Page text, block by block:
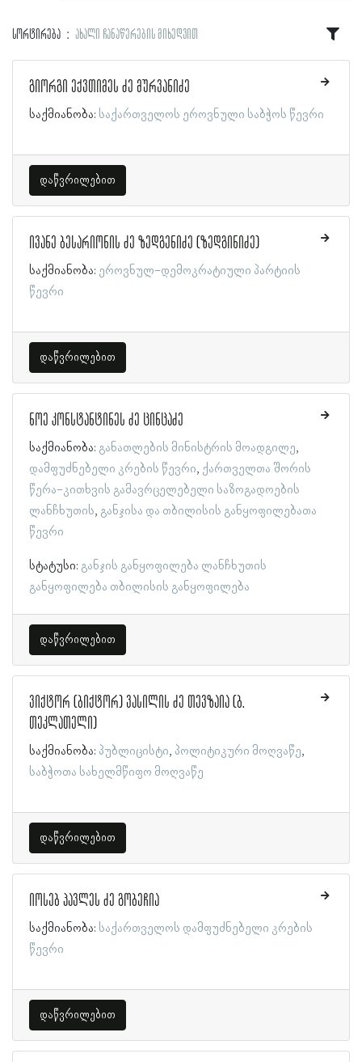
სორტირება ახალი ჩანაწერების მიხედვით
გიორგი ექვთიმეს ძე მურვანიძე
საქმიანობა: საქართველოს ეროვნული საბჭოს წევრი
დაწვრილებით
ივანე ბესარიონის ძე ზედგენიძე (ზედგინიძე)
საქმიანობა: ეროვნულ-დემოკრატიული პარტიის
წევრი
დაწვრილებით
ნოე კონსტანტინეს ძე ცინცაძე
საქმიანობა: განათლების მინისტრის მოადგილე
დამფუძნებელი კრების წევრი ქართველთა შორის
წერა-კითხვის გამავრცელებელი საზოგადოების
ლანჩხუთის განჯისა და თბილისის განყოფილებათა
წევრი
სტატუსი: განჯის განყოფილება ლანჩხუთის
განყოფილება თბილისის განყოფილება
დაწვრილებით
ვიქტორ (ბიქტორ) ვასილის ძე თევზაია (ბ.
თეკლათელი)
საქმიანობა: პუბლიცისტი პოლიტიკური მოღვაწე
საბჭოთა სახელმწიფო მოღვაწე
დაწვრილებით
იოსებ პავლეს ძე გობეჩია
საქმიანობა: საქართველოს დამფუძნებელი კრების
წევრი
დაწვრილებით